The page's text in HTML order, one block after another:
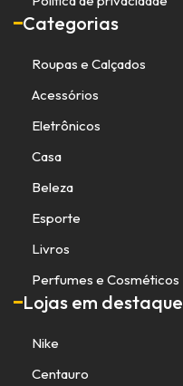
Categorias
Roupas e Calçados
Acessórios
Eletrônicos
Casa
Beleza
Esporte
Livros
Perfumes e Cosméticos
Lojas em destaque
Nike
Centauro